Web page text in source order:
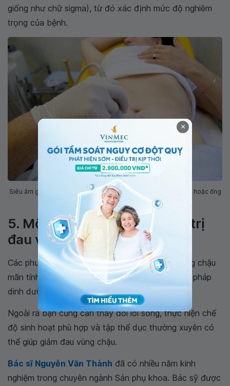
giống như chữ sigma), từ đó xác định mức độ nghiêm
trọng của bệnh.
Siêu âm giúp phát hiện các u nang trong buồng trứng, tử cung hoặc ống
dẫn trứng
5. Một số phương pháp điều trị
đau vùng chậu mãn tính
Các phương pháp dùng để điều trị bệnh đau vùng chậu
mãn tính bao gồm: dùng thuốc, vật lý trị liệu, liệu pháp
dinh dưỡng và phẫu thuật:
Ngoài ra bạn cũng cần thay đổi lối sống, thực hiện chế
độ sinh hoạt phù hợp và tập thể dục thường xuyên có
thể giúp giảm đau vùng chậu.
Bác sĩ Nguyễn Văn Thành đã có nhiều năm kinh
nghiệm trong chuyên ngành Sản phụ khoa. Bác sỹ được
×